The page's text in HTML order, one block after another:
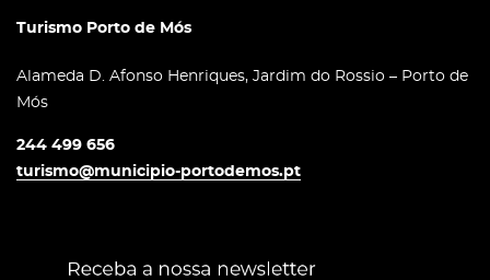
Turismo Porto de Mós
Alameda D. Afonso Henriques, Jardim do Rossio – Porto de
Mós
244 499 656
turismo@municipio-portodemos.pt